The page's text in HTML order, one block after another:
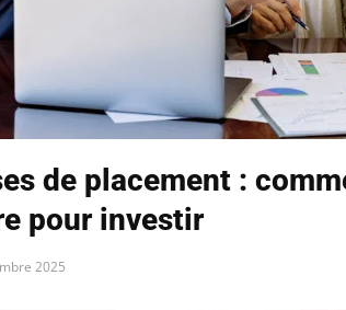
de placement :
pour investir
2025